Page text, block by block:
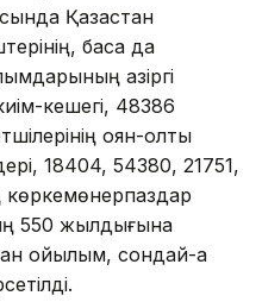
Қазақстан
басқа да
қазіргі
кешегі, 48386
қоян-қолтық
18404, 54380, 21751,
көркемөнерпаздар
550 жылдығына
қойылым, сондай-ақ